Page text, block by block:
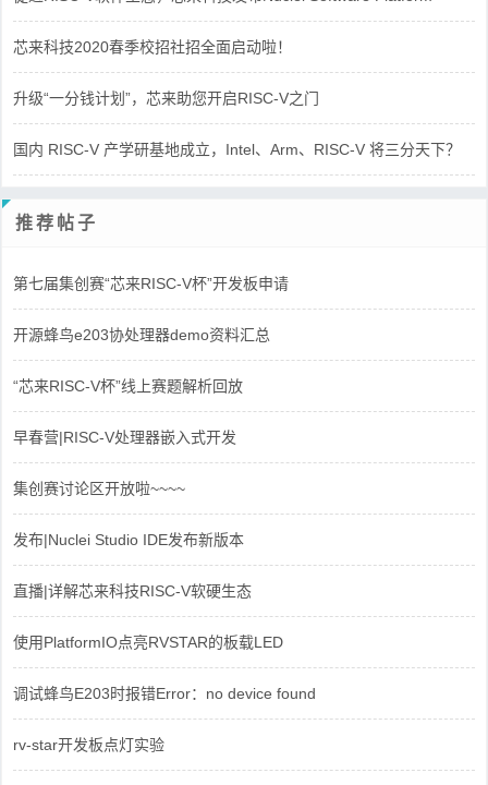
芯来科技2020春季校招社招全面启动啦！
升级“一分钱计划”，芯来助您开启RISC-V之门
国内 RISC-V 产学研基地成立，Intel、Arm、RISC-V 将三分天下？
推荐帖子
第七届集创赛“芯来RISC-V杯”开发板申请
开源蜂鸟e203协处理器demo资料汇总
“芯来RISC-V杯”线上赛题解析回放
早春营|RISC-V处理器嵌入式开发
集创赛讨论区开放啦~~~~
发布|Nuclei Studio IDE发布新版本
直播|详解芯来科技RISC-V软硬生态
使用PlatformIO点亮RVSTAR的板载LED
调试蜂鸟E203时报错Error：no device found
rv-star开发板点灯实验